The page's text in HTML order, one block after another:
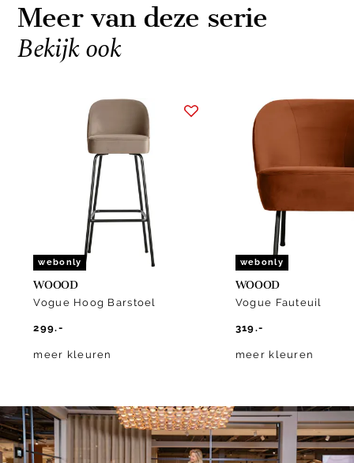
Meer van deze serie
Bekijk ook
webonly
WOOOD
Vogue Hoog Barstoel
299.-
meer kleuren
webonly
WOOOD
Vogue Fauteuil
319.-
meer kleuren